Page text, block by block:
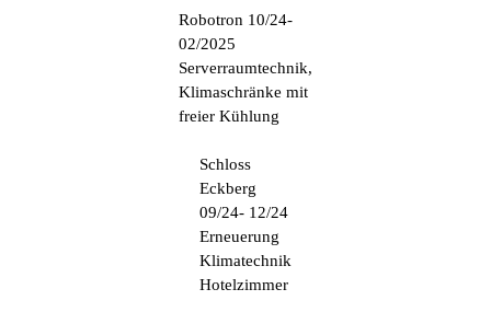
Robotron 10/24-
02/2025
Serverraumtechnik,
Klimaschränke mit
freier Kühlung
Schloss
Eckberg
09/24- 12/24
Erneuerung
Klimatechnik
Hotelzimmer